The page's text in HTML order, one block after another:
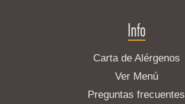
Info
Carta de Alérgenos
Ver Menú
Preguntas frecuentes